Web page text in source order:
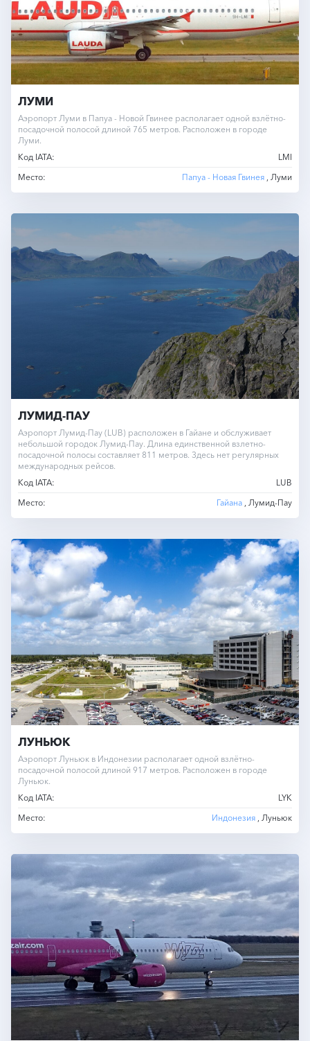
ЛУМИ
Аэропорт Луми в Папуа - Новой Гвинее располагает одной взлётно-
посадочной полосой длиной 765 метров. Расположен в городе
Луми.
Код IATA:
LMI
Место:
Папуа - Новая Гвинея , Луми
ЛУМИД-ПАУ
Аэропорт Лумид-Пау (LUB) расположен в Гайане и обслуживает
небольшой городок Лумид-Пау. Длина единственной взлетно-
посадочной полосы составляет 811 метров. Здесь нет регулярных
международных рейсов.
Код IATA:
LUB
Место:
Гайана , Лумид-Пау
ЛУНЬЮК
Аэропорт Луньюк в Индонезии располагает одной взлётно-
посадочной полосой длиной 917 метров. Расположен в городе
Луньюк.
Код IATA:
LYK
Место:
Индонезия , Луньюк